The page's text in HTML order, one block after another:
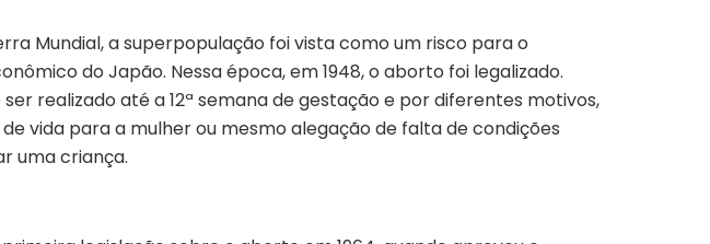
Mundial, a superpopulação foi vista como um risco para o
do Japão. Nessa época, em 1948, o aborto foi legalizado.
realizado até a 12ª semana de gestação e por diferentes motivos,
vida para a mulher ou mesmo alegação de falta de condições
uma criança.